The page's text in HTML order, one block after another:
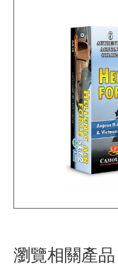
瀏覽相關產品